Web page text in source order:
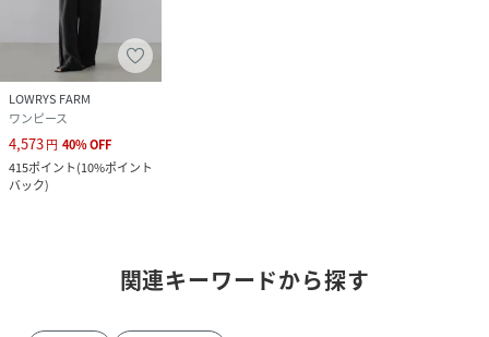
LOWRYS FARM
ワンピース
4,573円 40%OFF
415ポイント(10%ポイント
バック)
関連キーワードから探す